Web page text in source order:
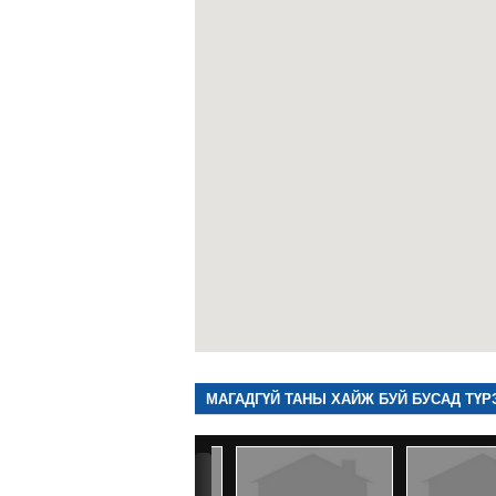
МАГАДГҮЙ ТАНЫ ХАЙЖ БУЙ БУСАД